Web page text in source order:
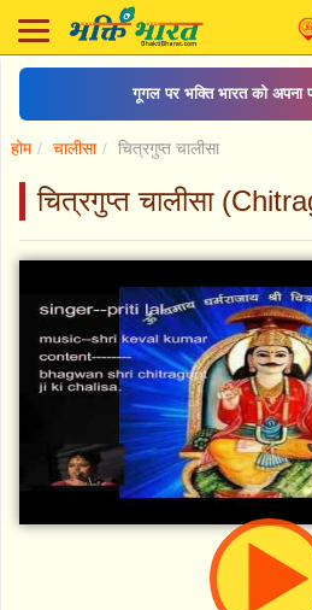
गूगल पर भक्ति भारत को अपना
होम चालीसा चित्रगुप्त चालीसा
चित्रगुप्त चालीसा